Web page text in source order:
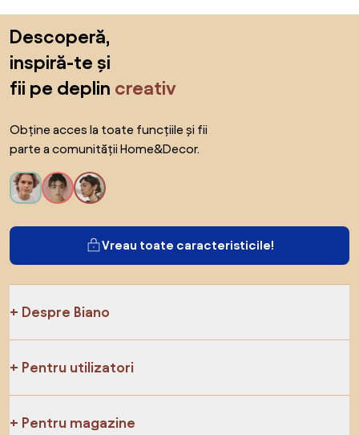
Descoperă,
inspiră-te și
fii pe deplin creativ
Obține acces la toate funcțiile și fii
parte a comunității Home&Decor.
Vreau toate caracteristicile!
Despre Biano
Pentru utilizatori
Pentru magazine